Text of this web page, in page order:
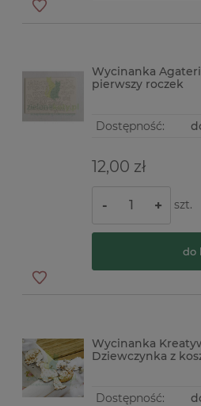
Wycinanka
pierwszy roczek
Dostępność:
12,00 zł
- + szt.
do
Wycinanka
Dziewczynka z
Dostępność: